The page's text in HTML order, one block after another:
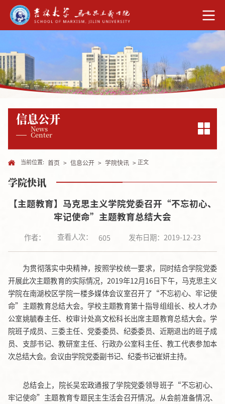
信息公开
News
Center
当前位置: 首页 > 信息公开 > 学院快讯 > 正文
学院快讯
【主题教育】马克思主义学院党委召开“不忘初心、
牢记使命”主题教育总结大会
作者： 查看人次： 605 发布日期：2019-12-23
为贯彻落实中央精神，按照学校统一要求，同时结合学院党委
开展此次主题教育的实际情况，2019年12月16日下午，马克思主义
学院在南湖校区学院一楼多媒体会议室召开了“不忘初心、牢记使
命”主题教育总结大会。学校主题教育第十指导组组长、校人才办
公室姚毓春主任、校审计处高文松科长出席主题教育总结大会。学
院班子成员、三委主任、党委委员、纪委委员、近期退出的班子成
员、支部书记、教研室主任、行政办公室科主任、教工代表参加本
次总结大会。会议由学院党委副书记、纪委书记崔妍主持。
总结会上，院长吴宏政通报了学院党委领导班子“不忘初心、
牢记使命”主题教育专题民主生活会召开情况。从会前准备情况、